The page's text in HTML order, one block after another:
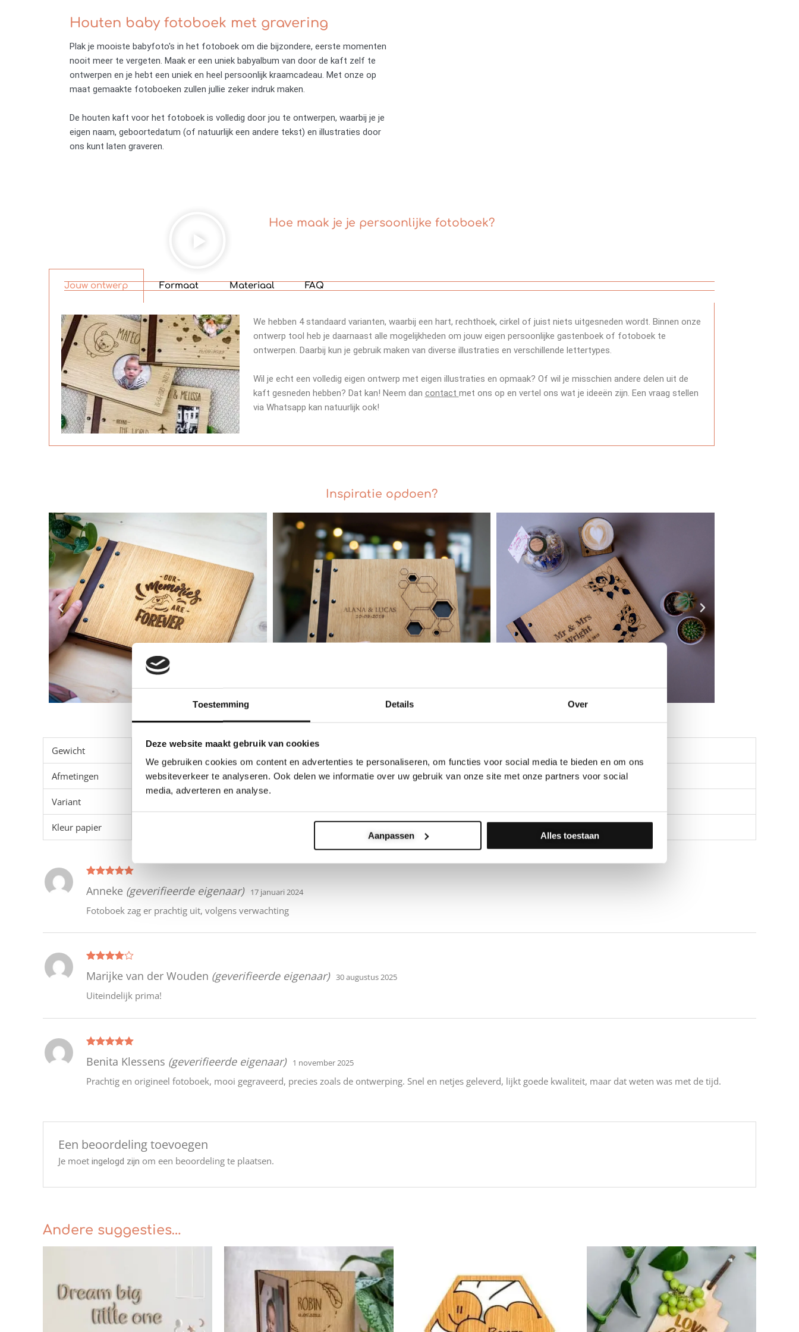
Toestemming Details Over
Deze website maakt gebruik van cookies
We gebruiken cookies om content en advertenties te personaliseren, om functies voor social media te bieden en om ons
websiteverkeer te analyseren. Ook delen we informatie over uw gebruik van onze site met onze partners voor social
media, adverteren en analyse.
Aanpassen Alles toestaan
Houten baby fotoboek met gravering
Plak je mooiste babyfoto's in het fotoboek om die bijzondere, eerste momenten
nooit meer te vergeten. Maak er een uniek babyalbum van door de kaft zelf te
ontwerpen en je hebt een uniek en heel persoonlijk kraamcadeau. Met onze op
maat gemaakte fotoboeken zullen jullie zeker indruk maken.
De houten kaft voor het fotoboek is volledig door jou te ontwerpen, waarbij je je
eigen naam, geboortedatum (of natuurlijk een andere tekst) en illustraties door
ons kunt laten graveren.
Hoe maak je je persoonlijke fotoboek?
Jouw ontwerp Formaat Materiaal FAQ
We hebben 4 standaard varianten, waarbij een hart, rechthoek, cirkel of juist niets uitgesneden wordt. Binnen onze
ontwerp tool heb je daarnaast alle mogelijkheden om jouw eigen persoonlijke gastenboek of fotoboek te
ontwerpen. Daarbij kun je gebruik maken van diverse illustraties en verschillende lettertypes.
Wil je echt een volledig eigen ontwerp met eigen illustraties en opmaak? Of wil je misschien andere delen uit de
kaft gesneden hebben? Dat kan! Neem dan contact met ons op en vertel ons wat je ideeën zijn. Een vraag stellen
via Whatsapp kan natuurlijk ook!
Inspiratie opdoen?
Gewicht 1050 g
Afmetingen 31.5 × 22 × 2.5 cm
Variant
Kleur papier
d5uit 5
Anneke (geverifieerde eigenaar) 17 januari 2024
Fotoboek zag er prachtig uit, volgens verwachting
erd4uit 5
Marijke van der Wouden (geverifieerde eigenaar) 30 augustus 2025
Uiteindelijk prima!
d5uit 5
Benita Klessens (geverifieerde eigenaar) 1 november 2025
Prachtig en origineel fotoboek, mooi gegraveerd, precies zoals de ontwerping. Snel en netjes geleverd, lijkt goede kwaliteit, maar dat weten was met de tijd.
Een beoordeling toevoegen
Je moetingelogd zijn om een beoordeling te plaatsen.
Andere suggesties…
tot
€39.95